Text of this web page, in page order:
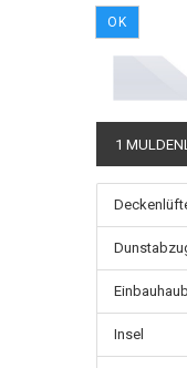
OK
1
Insel